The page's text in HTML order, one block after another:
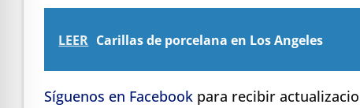
LEER Carillas de porcelana en Los Angeles
Síguenos en Facebook para recibir